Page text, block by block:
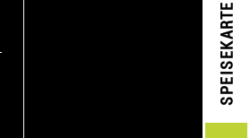
SPEISEKARTE